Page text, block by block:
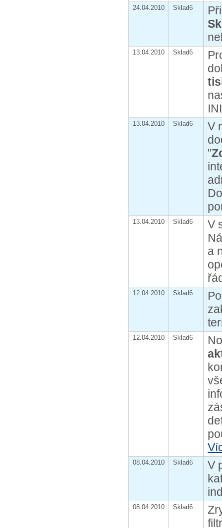
24.04.2010 Sklad6
13.04.2010 Sklad6
13.04.2010 Sklad6
V
"
13.04.2010 Sklad6
V
a
12.04.2010 Sklad6
12.04.2010 Sklad6
08.04.2010 Sklad6
V
08.04.2010 Sklad6